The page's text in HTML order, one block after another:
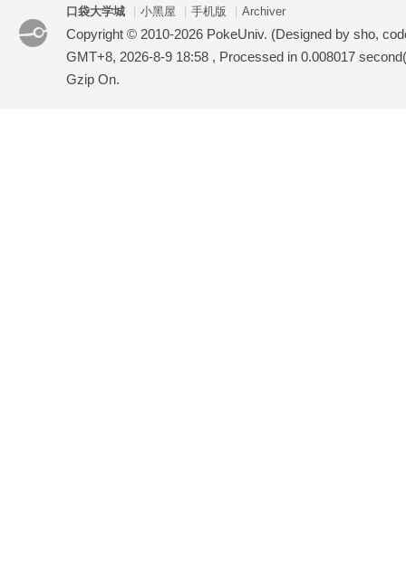
口袋大学城 小黑屋 手机版 Archiver
Copyright © 2010-2026 PokeUniv. (Designed by sho,
GMT+8, 2026-8-9 18:58 , Processed in 0.008017
Gzip On.